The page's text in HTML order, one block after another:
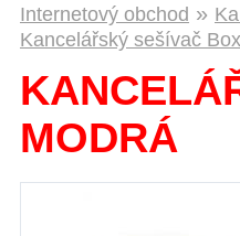
Internetový obchod »
Kancelářský sešívač
MODRÁ